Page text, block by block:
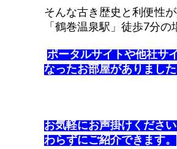
そんな古き歴史と利便性
「鶴巻温泉駅」徒歩7分の
ポータルサイトや他社サ
なったお部屋がありまし
お気軽にお声掛けくださ
わらずにご紹介できます。